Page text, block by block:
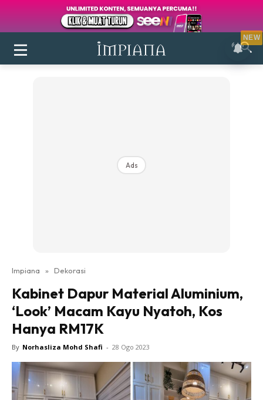
Login|Register
Ruang Makan
Ruang Tamu
Direktori
Interior Design
Landskap
DIY
Bilik Air
Ads
Impiana » Dekorasi
Kabinet Dapur Material Aluminium,
‘Look’ Macam Kayu Nyatoh, Kos
Hanya RM17K
By Norhasliza Mohd Shafi - 28 Ogo 2023
NEW